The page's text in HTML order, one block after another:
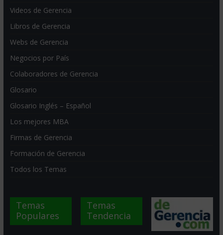
Videos de Gerencia
Libros de Gerencia
Webs de Gerencia
Negocios por País
Colaboradores de Gerencia
Glosario
Glosario Inglés – Español
Los mejores MBA
Firmas de Gerencia
Formación de Gerencia
Todos los Temas
Temas
Populares
Temas
Tendencia